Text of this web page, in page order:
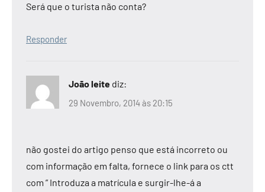
Será que o turista não conta?
Responder
João leite diz:
29 Novembro, 2014 às 20:15
não gostei do artigo penso que está incorreto ou
com informação em falta, fornece o link para os ctt
com ” Introduza a matrícula e surgir-lhe-á a